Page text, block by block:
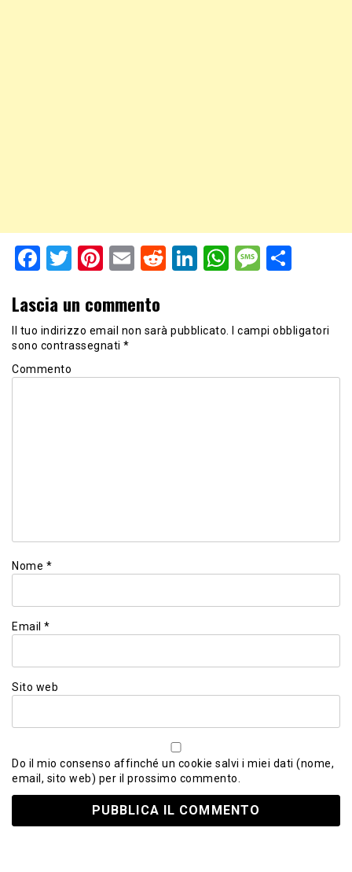
Facebook
TwitterPinterest
EmailRedditLinkedIn
WhatsApp
Lascia un commento
Il tuo indirizzo email non sarà pubblicato. I campi obbligatori
sono contrassegnati *
Commento
Nome *
Email *
Sito web
Do il mio consenso affinché un cookie salvi i miei dati (nome,
email, sito web) per il prossimo commento.